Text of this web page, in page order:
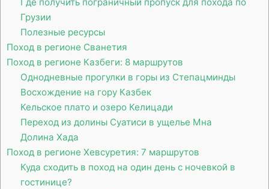
Грузии
Полезные ресурсы
Поход в регионе Сванетия
Поход в регионе Казбеги: 8 маршрутов
Однодневные прогулки в горы из Степацминды
Восхождение на гору Казбек
Кельское плато и озеро Келицади
Переход из долины Суатиси в ущелье Мна
Долина Хада
Поход в регионе Хевсуретия: 7 маршрутов
Куда сходить в поход на один день с ночевкой в
гостинице?